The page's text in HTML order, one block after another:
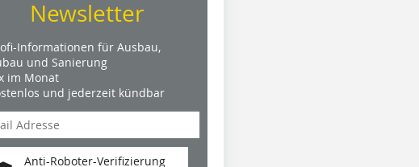
Newsletter
Informationen für Ausbau,
und Sanierung
im Monat
und jederzeit kündbar
Anti-Roboter-Verifizierung